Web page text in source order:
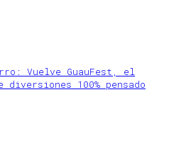
Vuelve GuauFest, el
diversiones 100% pensado